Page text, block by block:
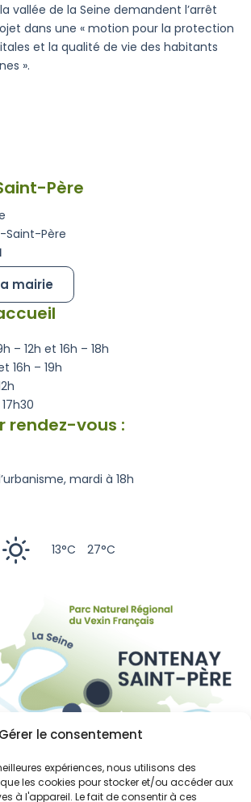
Gérer le consentement
expériences, nous utilisons des
les cookies pour stocker et/ou accéder aux
à l'appareil. Le fait de consentir à ces
vallée de la Seine demandent l’arrêt
dans une « motion pour la protection
et la qualité de vie des habitants
».
Père
Saint-Père
mairie
– 12h et 16h – 18h
16h – 19h
rendez-vous :
mardi à 18h
13°C 27°C